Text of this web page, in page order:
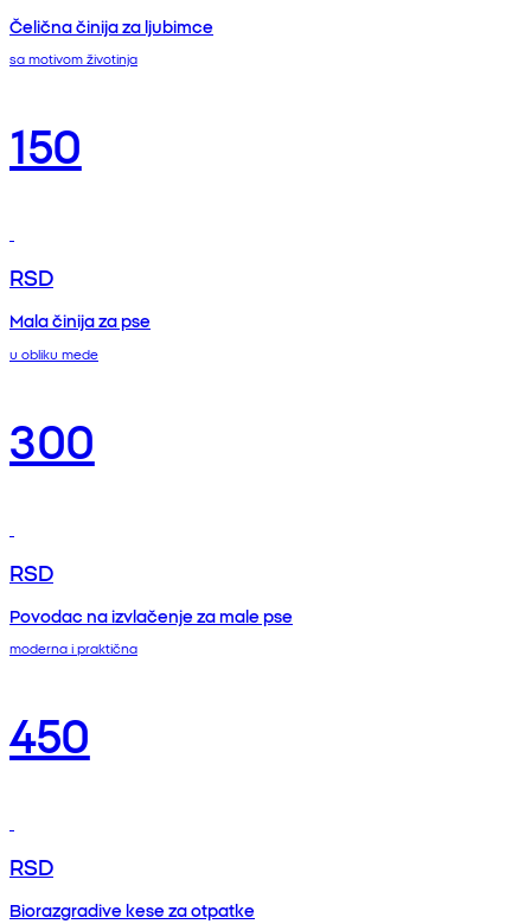
Čelična činija za ljubimce
sa motivom životinja
150
RSD
Mala činija za pse
u obliku mede
300
RSD
Povodac na izvlačenje za male pse
moderna i praktična
450
RSD
Biorazgradive kese za otpatke